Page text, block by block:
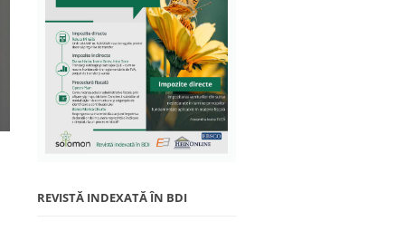
REVISTĂ INDEXATĂ ÎN BDI